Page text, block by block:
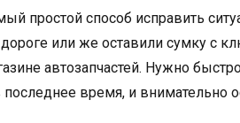
простой способ исправить
или же оставили сумку с
автозапчастей. Нужно
время, и внимательно